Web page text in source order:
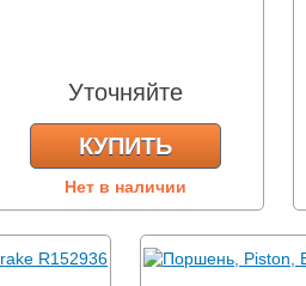
Уточняйте
КУПИТЬ
Нет в наличии